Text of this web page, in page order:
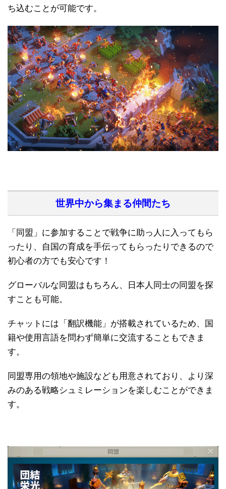
ち込むことが可能です。
世界中から集まる仲間たち
「同盟」に参加することで戦争に助っ人に入ってもら
ったり、自国の育成を手伝ってもらったりできるので
初心者の方でも安心です！
グローバルな同盟はもちろん、日本人同士の同盟を探
すことも可能。
チャットには「翻訳機能」が搭載されているため、国
籍や使用言語を問わず簡単に交流することもできま
す。
同盟専用の領地や施設なども用意されており、より深
みのある戦略シュミレーションを楽しむことができま
す。